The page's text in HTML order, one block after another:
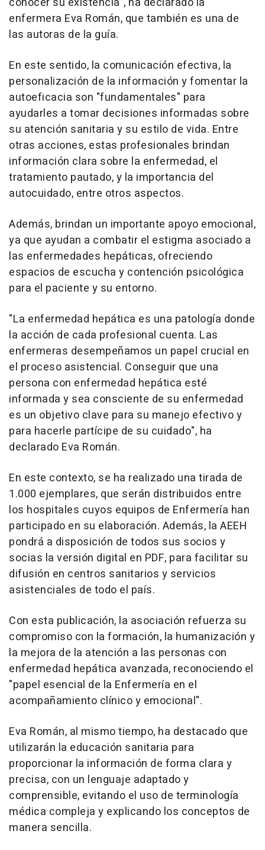
enfermera Eva Román, que también es una de
las autoras de la guía.
En este sentido, la comunicación efectiva, la
personalización de la información y fomentar la
autoeficacia son "fundamentales" para
ayudarles a tomar decisiones informadas sobre
su atención sanitaria y su estilo de vida. Entre
otras acciones, estas profesionales brindan
información clara sobre la enfermedad, el
tratamiento pautado, y la importancia del
autocuidado, entre otros aspectos.
Además, brindan un importante apoyo emocional,
ya que ayudan a combatir el estigma asociado a
las enfermedades hepáticas, ofreciendo
espacios de escucha y contención psicológica
para el paciente y su entorno.
"La enfermedad hepática es una patología donde
la acción de cada profesional cuenta. Las
enfermeras desempeñamos un papel crucial en
el proceso asistencial. Conseguir que una
persona con enfermedad hepática esté
informada y sea consciente de su enfermedad
es un objetivo clave para su manejo efectivo y
para hacerle partícipe de su cuidado", ha
declarado Eva Román.
En este contexto, se ha realizado una tirada de
1.000 ejemplares, que serán distribuidos entre
los hospitales cuyos equipos de Enfermería han
participado en su elaboración. Además, la AEEH
pondrá a disposición de todos sus socios y
socias la versión digital en PDF, para facilitar su
difusión en centros sanitarios y servicios
asistenciales de todo el país.
Con esta publicación, la asociación refuerza su
compromiso con la formación, la humanización y
la mejora de la atención a las personas con
enfermedad hepática avanzada, reconociendo el
"papel esencial de la Enfermería en el
acompañamiento clínico y emocional".
Eva Román, al mismo tiempo, ha destacado que
utilizarán la educación sanitaria para
proporcionar la información de forma clara y
precisa, con un lenguaje adaptado y
comprensible, evitando el uso de terminología
médica compleja y explicando los conceptos de
manera sencilla.